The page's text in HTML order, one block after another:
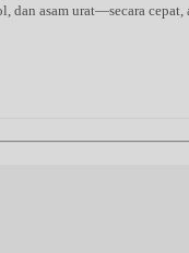
asam urat—secara cepat,